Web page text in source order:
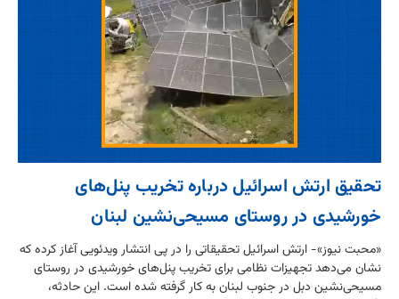
تحقیق ارتش اسرائیل درباره تخریب پنل‌های
خورشیدی در روستای مسیحی‌نشین لبنان
«محبت نیوز»- ارتش اسرائیل تحقیقاتی را در پی انتشار ویدئویی آغاز کرده که
نشان می‌دهد تجهیزات نظامی برای تخریب پنل‌های خورشیدی در روستای
مسیحی‌نشین دبل در جنوب لبنان به کار گرفته شده است. این حادثه،